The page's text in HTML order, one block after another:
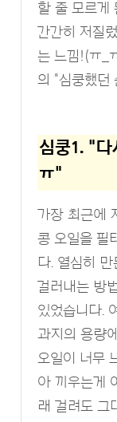
할 줄 모르게
간간히 저질
는 느낌!(ㅠ_
의 "심쿵했던
심쿵1. "다
ㅠ"
가장 최근에
콩 오일을 필
다. 열심히
걸러내는 방
있었습니다.
과지의 용량
오일이 너무
아 끼우는게
래 걸려도 그